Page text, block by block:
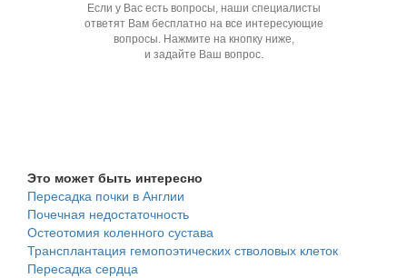
Если у Вас есть вопросы, наши специалисты
ответят Вам бесплатно на все интересующие
вопросы. Нажмите на кнопку ниже,
и задайте Ваш вопрос.
Это может быть интересно
Пересадка почки в Англии
Почечная недостаточность
Остеотомия коленного сустава
Трансплантация гемопоэтических стволовых клеток
Пересадка сердца